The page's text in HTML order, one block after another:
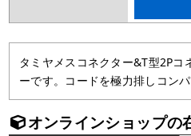
タミヤメスコネクター&T型2Pコ
ーです。コードを極力排しコンパ
オンラインショップの